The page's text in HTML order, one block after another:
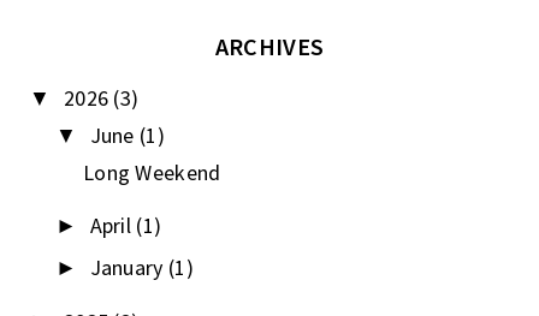
ARCHIVES
▼ 2026 (3)
▼ June (1)
Long Weekend
► April (1)
► January (1)